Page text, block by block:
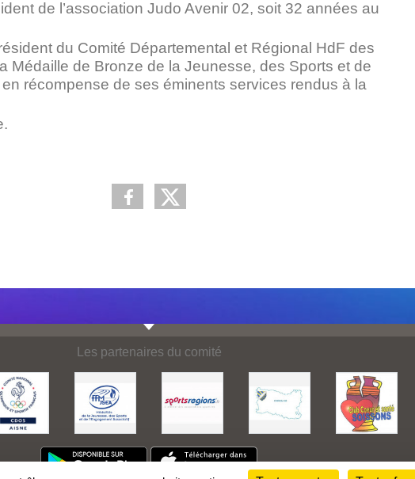
de l’association Judo Avenir 02, soit 32 années au
du Comité Départemental et Régional HdF des
Médaille de Bronze de la Jeunesse, des Sports et de
récompense de ses éminents services rendus à la
Les partenaires du comité